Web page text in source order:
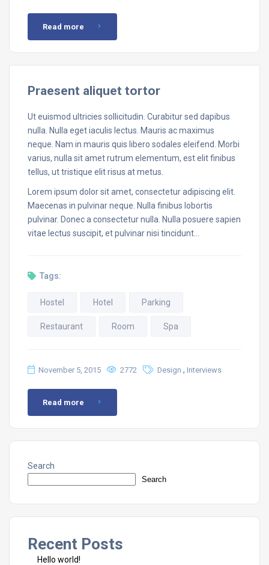
Read more
Praesent aliquet tortor
Ut euismod ultricies sollicitudin. Curabitur sed dapibus
nulla. Nulla eget iaculis lectus. Mauris ac maximus
neque. Nam in mauris quis libero sodales eleifend. Morbi
varius, nulla sit amet rutrum elementum, est elit finibus
tellus, ut tristique elit risus at metus.
Lorem ipsum dolor sit amet, consectetur adipiscing elit.
Maecenas in pulvinar neque. Nulla finibus lobortis
pulvinar. Donec a consectetur nulla. Nulla posuere sapien
vitae lectus suscipit, et pulvinar nisi tincidunt…
Tags:
Hostel Hotel Parking
Restaurant Room Spa
November 5, 2015 2772 Design , Interviews
Read more
Search
Search
Recent Posts
Hello world!